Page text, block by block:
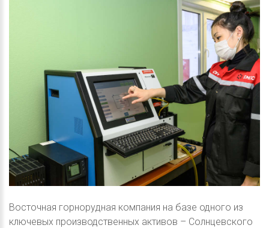
Восточная горнорудная компания на базе одного из
ключевых производственных активов – Солнцевского